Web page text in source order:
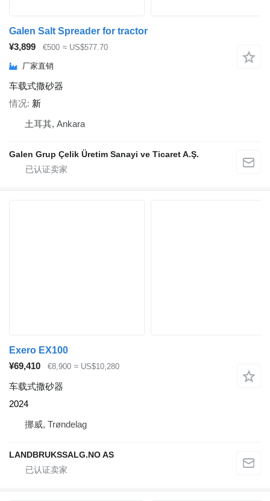
Galen Salt Spreader for tractor
¥3,899
€500 ≈ US$577.70
厂家直销
车载式撒砂器
情况 新
土耳其, Ankara
Galen Grup Çelik Üretim Sanayi ve Ticaret A.Ş.
Exero EX100
¥69,410
€8,900 ≈ US$10,280
车载式撒砂器
2024
挪威, Trøndelag
LANDBRUKSSALG.NO AS